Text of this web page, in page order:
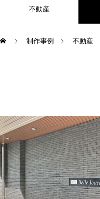
不動産
制作事例 不動産